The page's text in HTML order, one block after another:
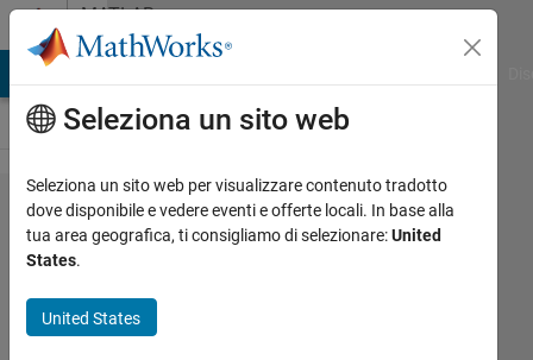
Vai al contenutoMATLAB
Answers
linking
GUIs in
Seleziona un sito web
Seleziona un sito web per visualizzare contenuto tradotto
dove disponibile e vedere eventi e offerte locali. In base alla
tua area geografica, ti consigliamo di selezionare:United
States.
United States